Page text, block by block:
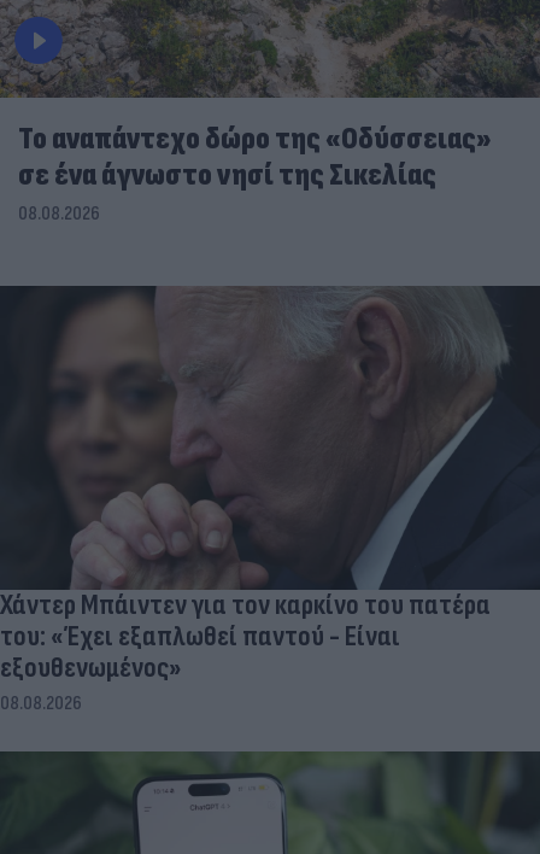
To αναπάντεχο δώρο της «Οδύσσειας»
σε ένα άγνωστο νησί της Σικελίας
08.08.2026
Χάντερ Μπάιντεν για τον καρκίνο του πατέρα
του: «Έχει εξαπλωθεί παντού - Είναι
εξουθενωμένος»
08.08.2026